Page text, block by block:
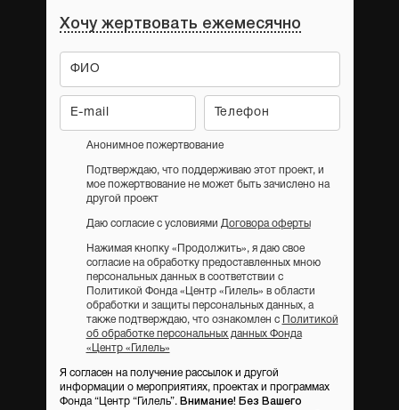
Хочу жертвовать ежемесячно
Анонимное пожертвование
Подтверждаю, что поддерживаю этот проект, и
мое пожертвование не может быть зачислено на
другой проект
Даю согласие с условиями Договора оферты
Нажимая кнопку «Продолжить», я даю свое
согласие на обработку предоставленных мною
персональных данных в соответствии с
Политикой Фонда «Центр «Гилель» в области
обработки и защиты персональных данных, а
также подтверждаю, что ознакомлен с
Политикой
об обработке персональных данных Фонда
«Центр «Гилель»
Я согласен на получение рассылок и другой
информации о мероприятиях, проектах и программах
Фонда “Центр “Гилель”. Внимание! Без Вашего